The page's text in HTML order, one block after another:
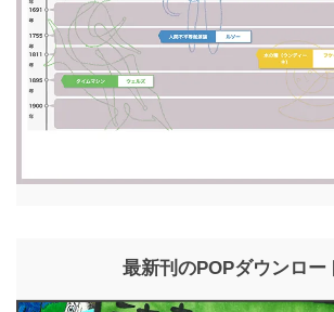
最新刊のPOPダウンロー